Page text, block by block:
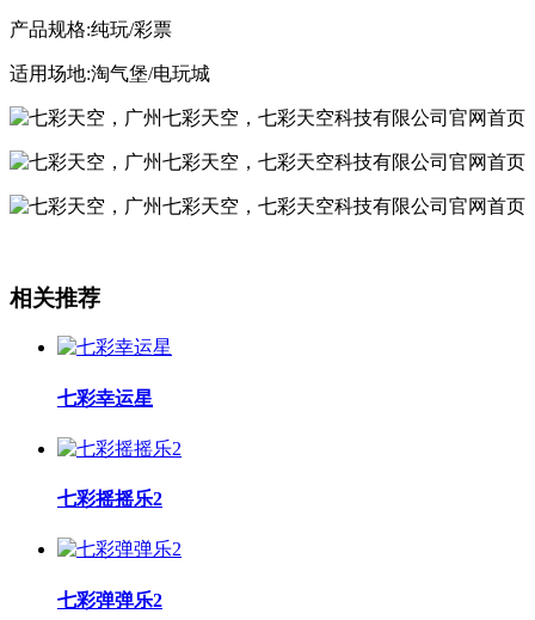
产品规格:纯玩/彩票
适用场地:淘气堡/电玩城
相关推荐
七彩幸运星
七彩摇摇乐2
七彩弹弹乐2